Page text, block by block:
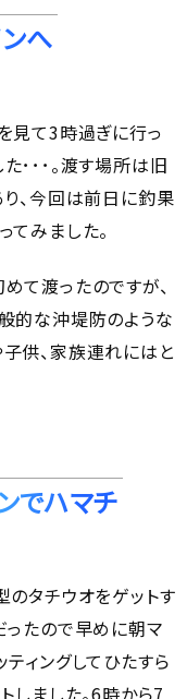
へ
見て3時過ぎに行っ
･･･。渡す場所は旧
、今回は前日に釣果
みました。
て渡ったのですが、
的な沖堤防のような
供、家族連れにはと
でハマチ
タチウオをゲットす
ったので早めに朝マ
ィングしてひたすら
しました。6時から7